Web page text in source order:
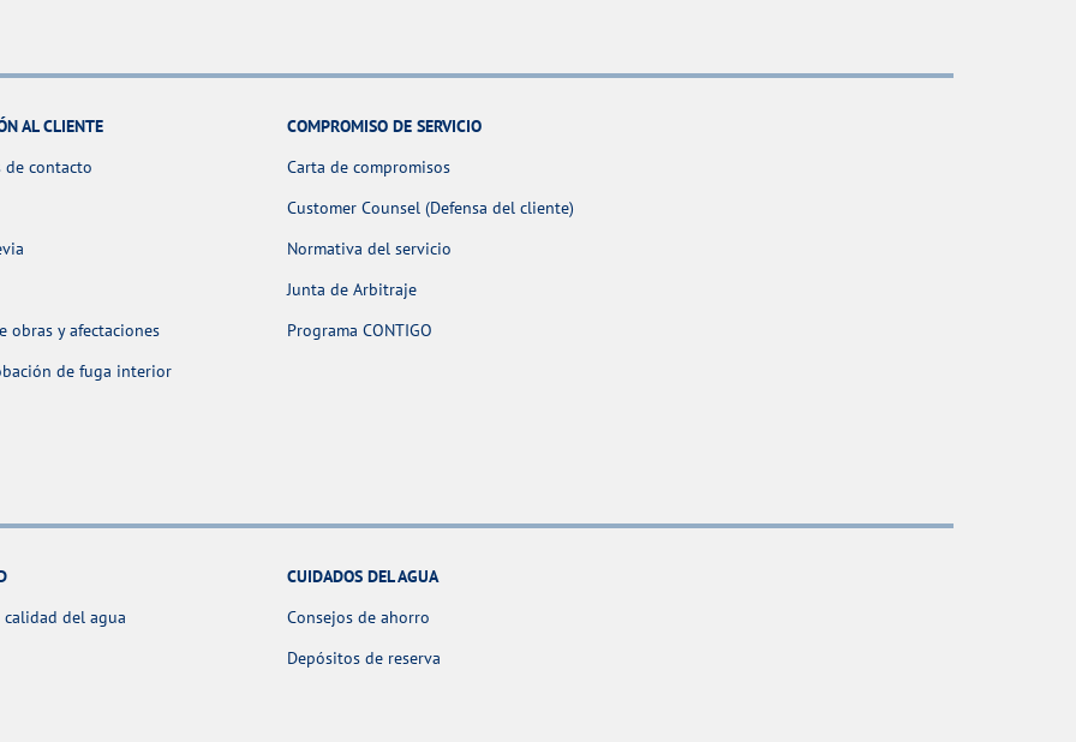
AL CLIENTE
de contacto
obras y afectaciones
de fuga interior
COMPROMISO DE SERVICIO
Carta de compromisos
Customer Counsel (Defensa del cliente)
Normativa del servicio
Junta de Arbitraje
Programa CONTIGO
del agua
CUIDADOS DEL AGUA
Consejos de ahorro
Depósitos de reserva